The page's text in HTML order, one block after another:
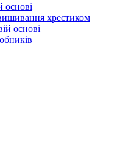
основі
хрестиком
основі